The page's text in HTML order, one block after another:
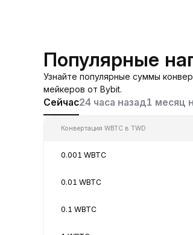
Популярные
Узнайте популярные суммы
мейкеров от Bybit.
Сейчас24 часа назад1 месяц
Конвертация WBTC в TWD
0.001 WBTC
0.01 WBTC
0.1 WBTC